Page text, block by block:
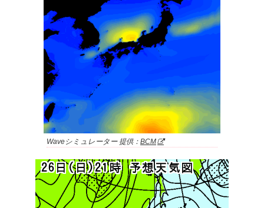
Waveシミュレーター 提供： BCM